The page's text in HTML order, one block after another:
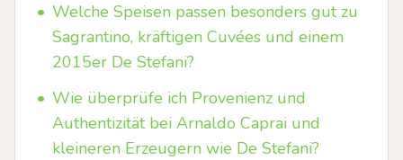
• Welche Speisen passen besonders gut zu
Sagrantino, kräftigen Cuvées und einem
2015er De Stefani?
• Wie überprüfe ich Provenienz und
Authentizität bei Arnaldo Caprai und
kleineren Erzeugern wie De Stefani?